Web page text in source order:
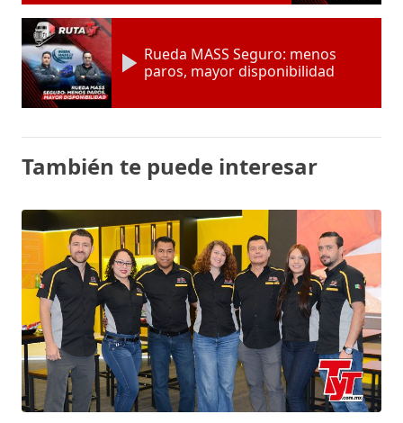
Rueda MASS Seguro: menos
paros, mayor disponibilidad
También te puede interesar